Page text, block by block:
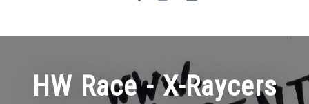
HW Race - X-Raycers